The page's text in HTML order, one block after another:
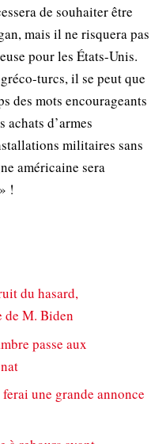
de souhaiter être
mais il ne risquera pas
pour les États-Unis.
turcs, il se peut que
des mots encourageants
achats d’armes
militaires sans
américaine sera
!
du hasard,
de M. Biden
passe aux
une grande annonce